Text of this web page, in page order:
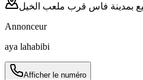
Annonceur
aya lahabibi
Afficher le numéro